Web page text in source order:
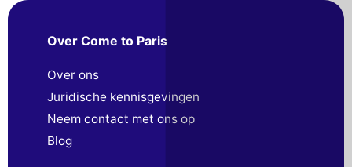
Over Come to Paris
Over ons
Juridische kennisgevingen
Neem contact met ons op
Blog